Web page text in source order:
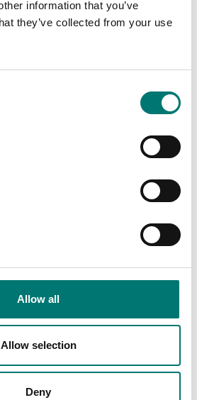
information that you’ve
they’ve collected from your use
Allow all
Allow selection
Deny
tråds lastscellskablar.